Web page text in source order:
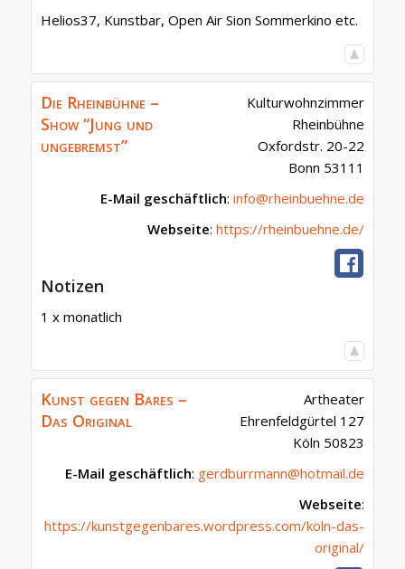
Helios37, Kunstbar, Open Air Sion Sommerkino etc.
Die Rheinbühne –
Show “Jung und
ungebremst”
Kulturwohnzimmer
Rheinbühne
Oxfordstr. 20-22
Bonn 53111
E-Mail geschäftlich: info@rheinbuehne.de
Webseite: https://rheinbuehne.de/
Notizen
1 x monatlich
Kunst gegen Bares –
Das Original
Artheater
Ehrenfeldgürtel 127
Köln 50823
E-Mail geschäftlich: gerdburrmann@hotmail.de
Webseite:
https://kunstgegenbares.wordpress.com/koln-das-
original/